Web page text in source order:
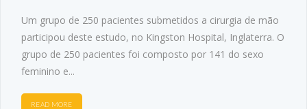
Um grupo de 250 pacientes submetidos a cirurgia de mão
participou deste estudo, no Kingston Hospital, Inglaterra. O
grupo de 250 pacientes foi composto por 141 do sexo
feminino e...
READ MORE